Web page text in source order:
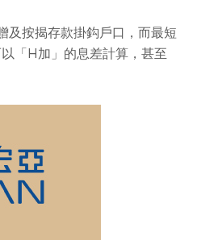
及按揭存款掛鈎戶口，而最短
「H加」的息差計算，甚至